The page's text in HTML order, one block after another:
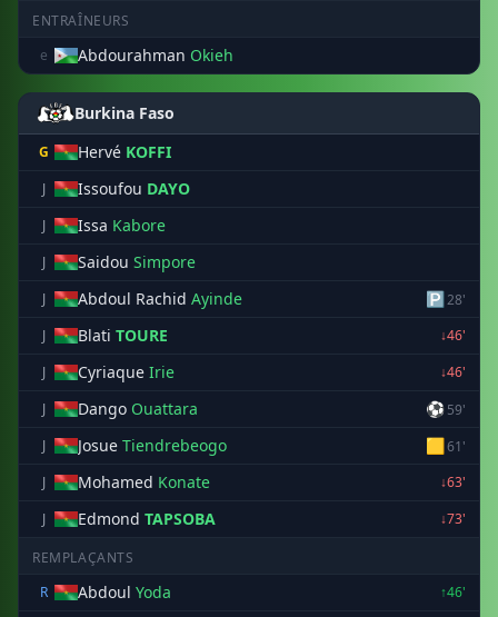
ENTRAÎNEURS
e
Abdourahman Okieh
Burkina Faso
G Hervé KOFFI
J Issoufou DAYO
J Issa Kabore
J Saidou Simpore
J Abdoul Rachid Ayinde 🅿28'
J
Blati TOURE
↓46'
J
Cyriaque Irie
↓46'
J
Dango Ouattara ⚽ 59'
J
Josue Tiendrebeogo 🟨61'
J
Mohamed Konate
↓63'
J
Edmond TAPSOBA ↓73'
REMPLAÇANTS
R
Abdoul Yoda
↑46'